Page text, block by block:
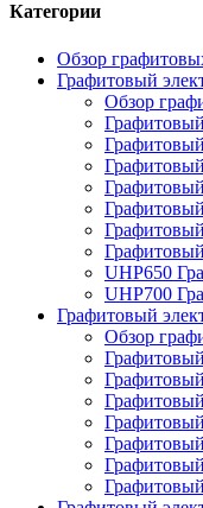
Категории
Обзор
Графитовый
Обзор
UHP650
UHP700
Графитовый
Обзор